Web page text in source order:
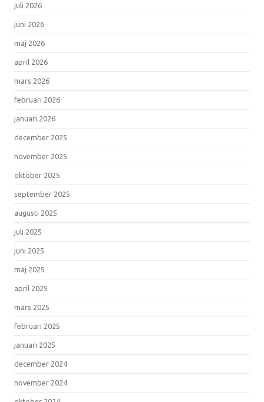
juli 2026
juni 2026
maj 2026
april 2026
mars 2026
februari 2026
januari 2026
december 2025
november 2025
oktober 2025
september 2025
augusti 2025
juli 2025
juni 2025
maj 2025
april 2025
mars 2025
februari 2025
januari 2025
december 2024
november 2024